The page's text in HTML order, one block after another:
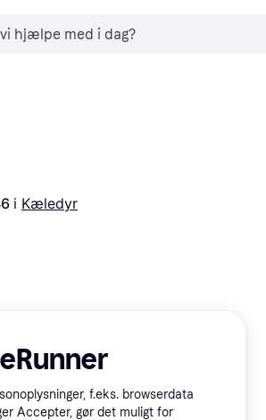
i Kæledyr
f.eks. browserdata
Accepter, gør det muligt for